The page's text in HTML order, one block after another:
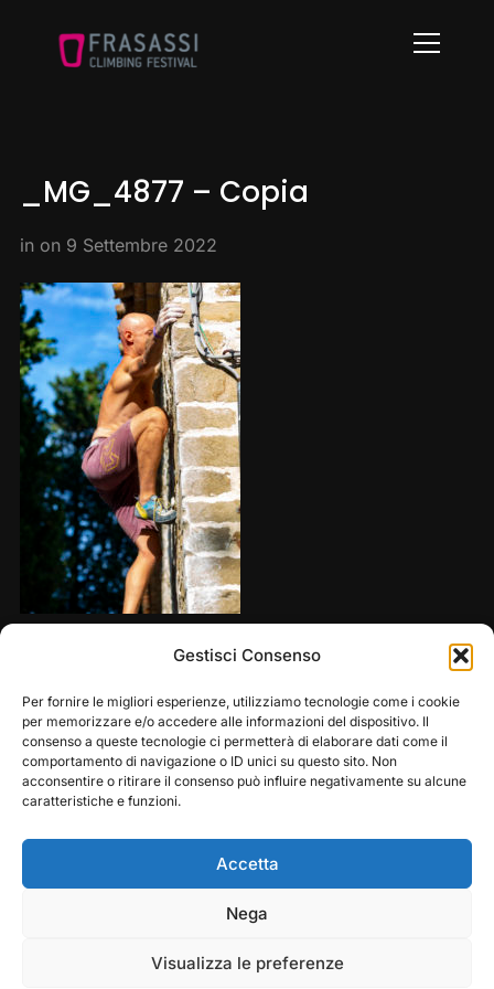
Gestisci Consenso
Per fornire le migliori esperienze, utilizziamo tecnologie come i cookie
per memorizzare e/o accedere alle informazioni del dispositivo. Il
consenso a queste tecnologie ci permetterà di elaborare dati come il
comportamento di navigazione o ID unici su questo sito. Non
acconsentire o ritirare il consenso può influire negativamente su alcune
caratteristiche e funzioni.
Accetta
Nega
Visualizza le preferenze
Info
_MG_4877 – Copia
in on 9 Settembre 2022
Copyright © 2026 — Frasassi Climbing Festival. All
Rights Reserved